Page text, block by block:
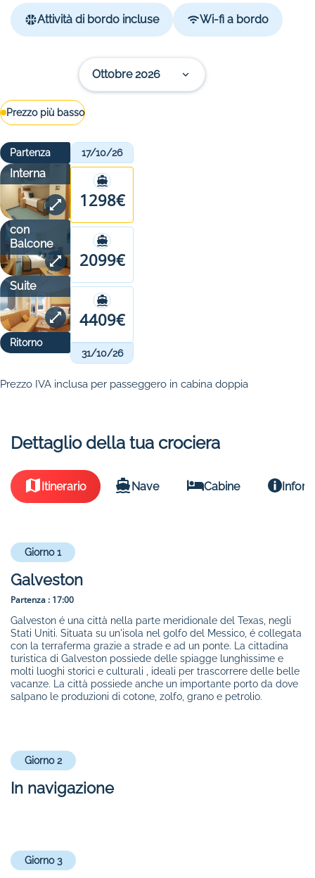
Attività di bordo incluse Wi-fi a bordo
Prezzo più basso
Ottobre 2026
Partenza
Interna
con
Balcone
Suite
Ritorno
17/10/26
1298€
2099€
4409€
31/10/26
Prezzo IVA inclusa per passeggero in cabina doppia
Dettaglio della tua crociera
Itinerario Nave Cabine
Giorno 1
Galveston
Partenza : 17:00
Galveston é una città nella parte meridionale del Texas, negli
Stati Uniti. Situata su un'isola nel golfo del Messico, é collegata
con la terraferma grazie a strade e ad un ponte. La cittadina
turistica di Galveston possiede delle spiagge lunghissime e
molti luoghi storici e culturali , ideali per trascorrere delle belle
vacanze. La città possiede anche un importante porto da dove
salpano le produzioni di cotone, zolfo, grano e petrolio.
Giorno 2
In navigazione
Giorno 3